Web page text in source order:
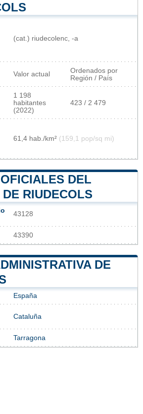
(cat.) riudecolenc, -a
Valor actual
Ordenados por
Región / País
1 198
habitantes
(2022)
423 / 2 479
61,4 hab./km² (159,1 pop/sq mi)
DEL
RIUDECOLS
43128
43390
DE
España
Cataluña
Tarragona